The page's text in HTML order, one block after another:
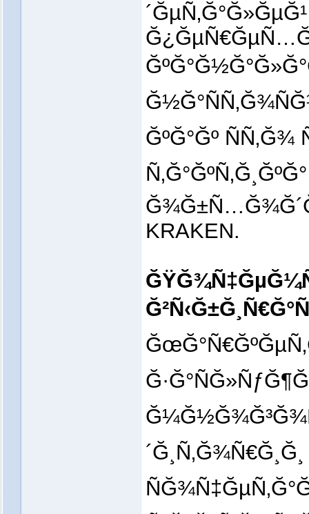
ĞºĞ°Ğº ÑÑ‚Ğ¾
KRAKEN.